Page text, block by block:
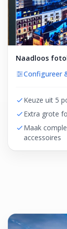
Naadloos
Configureer
Keuze uit 5
Extra grote
Maak
accessoires